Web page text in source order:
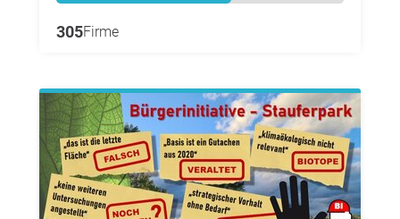
305Firme